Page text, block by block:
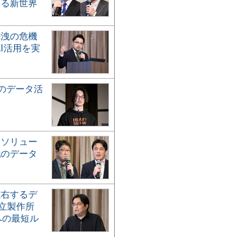
新世界
の危機
活用を実
データ活
リュー
データ
するデ
製作所
最短ル